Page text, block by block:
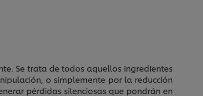
Se trata de todos aquellos ingredientes
o simplemente por la reducción
pérdidas silenciosas que pondrán en